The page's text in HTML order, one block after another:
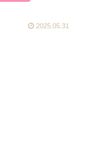
2025.05.31